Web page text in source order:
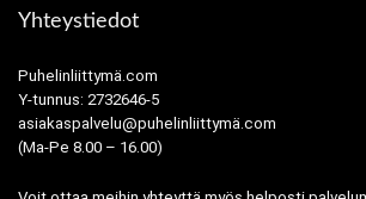
Yhteystiedot
Puhelinliittymä.com
Y-tunnus: 2732646-5
asiakaspalvelu@puhelinliittymä.com
(Ma-Pe 8.00 – 16.00)